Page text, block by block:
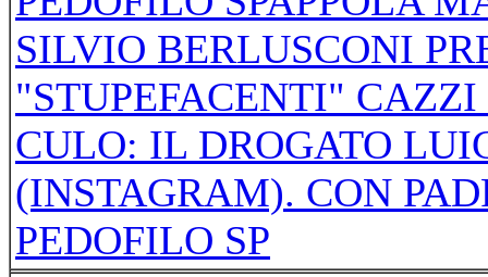
SILVIO BERLUSCONI
"STUPEFACENTI"
CULO: IL DROGATO
(INSTAGRAM). CON
PEDOFILO SP